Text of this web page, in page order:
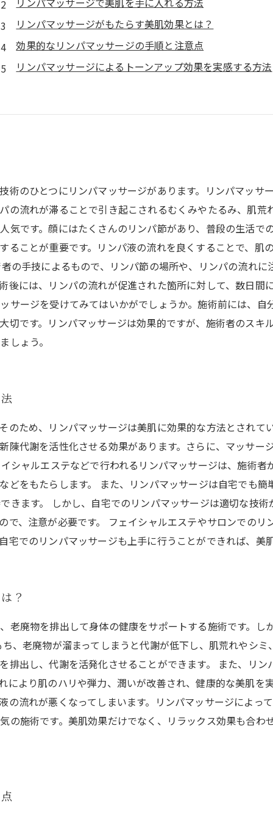
リンパマッサージがもたらす美肌効果とは？
効果的なリンパマッサージの手順と注意点
リンパマッサージによるトーンアップ効果を実感する方法
術のひとつにリンパマッサージがあります。リンパマッサ
の流れが滞ることで引き起こされるむくみやたるみ、肌
気です。顔にはたくさんのリンパ節があり、普段の生活
ることが重要です。リンパ液の流れを良くすることで、肌
の手技によるもので、リンパ節の場所や、リンパの流れ
後には、リンパの流れが促進された箇所に対して、数日間
サージを受けてみてはいかがでしょうか。施術前には、
切です。リンパマッサージは効果的ですが、施術者のスキ
しょう。
のため、リンパマッサージは美肌に効果的な方法とされて
陳代謝を活性化させる効果があります。さらに、マッサー
シャルエステなどで行われるリンパマッサージは、施術
どをもたらします。 また、リンパマッサージは自宅でも
きます。 しかし、自宅でのリンパマッサージは適切な技
で、注意が必要です。 フェイシャルエステやサロンでの
宅でのリンパマッサージも上手に行うことができれば、美
？
老廃物を排出して身体の健康をサポートする施術です。
、老廃物が溜まってしまうと代謝が低下し、肌荒れやシ
排出し、代謝を活発化させることができます。 また、リ
により肌のハリや弾力、潤いが改善され、健康的な美肌を
の流れが悪くなってしまいます。リンパマッサージによっ
の施術です。美肌効果だけでなく、リラックス効果も合